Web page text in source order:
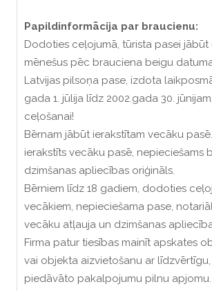
Papildinformācija par braucienu:
Dodoties ceļojumā, tūrista pasei jābūt
mēnešus pēc brauciena beigu
Latvijas pilsoņa pase, izdota
gada 1. jūlija līdz 2002.gada 30.
ceļošanai!
Bērnam jābūt ierakstītam vecāku
ierakstīts vecāku pasē, nepieciešams
dzimšanas apliecības oriģināls.
Bērniem līdz 18 gadiem, dodoties
vecākiem, nepieciešama pase,
vecāku atļauja un dzimšanas
Firma patur tiesības mainīt apskates
vai objekta aizvietošanu ar
piedāvāto pakalpojumu pilnu apjomu.